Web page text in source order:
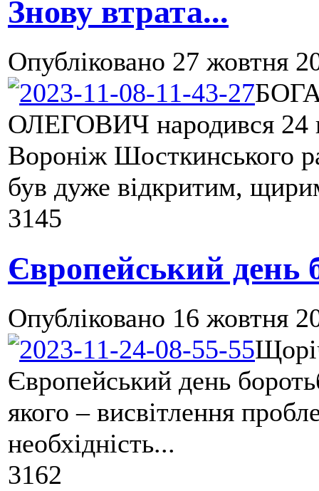
Знову втрата...
Опубліковано 27 жовтня
ОЛЕГОВИЧ народився 24
Вороніж Шосткинського
був дуже відкритим,
3145
Європейський день
Опубліковано 16 жовтня
Європейський день
якого – висвітлення
необхідність...
3162